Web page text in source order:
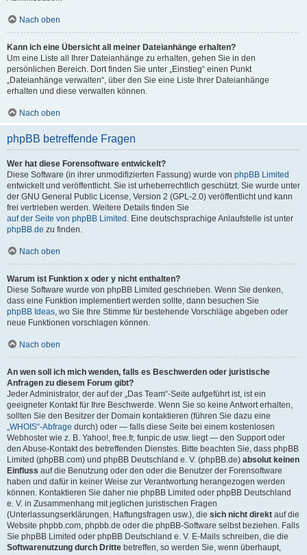
Nach oben
Kann ich eine Übersicht all meiner Dateianhänge erhalten?
Um eine Liste all Ihrer Dateianhänge zu erhalten, gehen Sie in den
persönlichen Bereich. Dort finden Sie unter „Einstieg“ einen Punkt
„Dateianhänge verwalten“, über den Sie eine Liste Ihrer Dateianhänge
erhalten und diese verwalten können.
Nach oben
phpBB betreffende Fragen
Wer hat diese Forensoftware entwickelt?
Diese Software (in ihrer unmodifizierten Fassung) wurde von phpBB Limited
entwickelt und veröffentlicht. Sie ist urheberrechtlich geschützt. Sie wurde unter
der GNU General Public License, Version 2 (GPL-2.0) veröffentlicht und kann
frei vertrieben werden. Weitere Details finden Sie
auf der Seite von phpBB Limited . Eine deutschsprachige Anlaufstelle ist unter
phpBB.de zu finden.
Nach oben
Warum ist Funktion x oder y nicht enthalten?
Diese Software wurde von phpBB Limited geschrieben. Wenn Sie denken,
dass eine Funktion implementiert werden sollte, dann besuchen Sie
phpBB Ideas, wo Sie Ihre Stimme für bestehende Vorschläge abgeben oder
neue Funktionen vorschlagen können.
Nach oben
An wen soll ich mich wenden, falls es Beschwerden oder juristische
Anfragen zu diesem Forum gibt?
Jeder Administrator, der auf der „Das Team“-Seite aufgeführt ist, ist ein
geeigneter Kontakt für Ihre Beschwerde. Wenn Sie so keine Antwort erhalten,
sollten Sie den Besitzer der Domain kontaktieren (führen Sie dazu eine
„WHOIS“-Abfrage durch) oder — falls diese Seite bei einem kostenlosen
Webhoster wie z. B. Yahoo!, free.fr, funpic.de usw. liegt — den Support oder
den Abuse-Kontakt des betreffenden Dienstes. Bitte beachten Sie, dass phpBB
Limited (phpBB.com) und phpBB Deutschland e. V. (phpBB.de) absolut keinen
Einfluss auf die Benutzung oder den oder die Benutzer der Forensoftware
haben und dafür in keiner Weise zur Verantwortung herangezogen werden
können. Kontaktieren Sie daher nie phpBB Limited oder phpBB Deutschland
e. V. in Zusammenhang mit jeglichen juristischen Fragen
(Unterlassungserklärungen, Haftungsfragen usw.), die sich nicht direkt auf die
Website phpbb.com, phpbb.de oder die phpBB-Software selbst beziehen. Falls
Sie phpBB Limited oder phpBB Deutschland e. V. E-Mails schreiben, die die
Softwarenutzung durch Dritte betreffen, so werden Sie, wenn überhaupt,